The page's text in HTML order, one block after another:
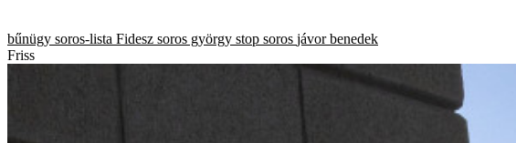
bűnügy soros-lista Fidesz soros györgy stop soros jávor benedek
Friss